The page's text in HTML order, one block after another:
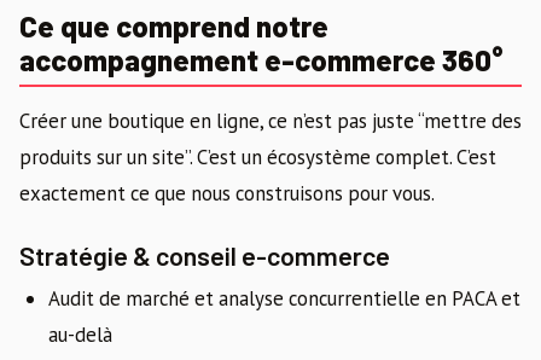
Ce que comprend notre
accompagnement e-commerce 360°
Créer une boutique en ligne, ce n’est pas juste “mettre des
produits sur un site”. C’est un écosystème complet. C’est
exactement ce que nous construisons pour vous.
Stratégie & conseil e-commerce
Audit de marché et analyse concurrentielle en PACA et
au-delà